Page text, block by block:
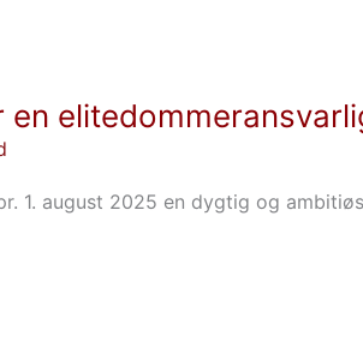
en
1. august 2025 en dygtig og